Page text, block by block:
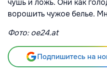
чушь и ложь. Они как
ворошить чужое белье.
Фото: oe24.at
Подпишитесь на